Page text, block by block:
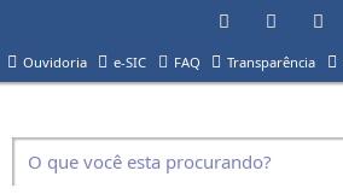
Ouvidoria e-SIC FAQ Transparência